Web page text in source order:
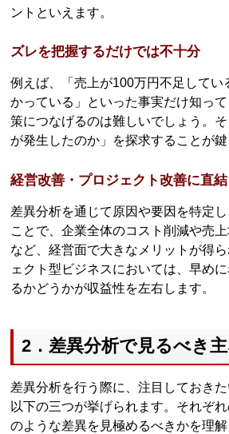
ントといえます。
ズレを把握するだけでは不十分
例えば、「売上が100万円不足してい
かっている」といった事実だけ知っ
策につなげるのは難しいでしょう。
が発生したのか」を探求することが鍵
経営改善・プロジェクト改善に直結
差異分析を通じて原因や要因を特定
ことで、企業全体のコスト削減や売
など、経営面で大きなメリットが得
ェクト型ビジネスにおいては、早め
るかどうかが収益性を左右します。
2．差異分析で見るべき
差異分析を行う際に、注目しておき
以下の三つが挙げられます。それぞ
のような差異を見極めるべきかを理解